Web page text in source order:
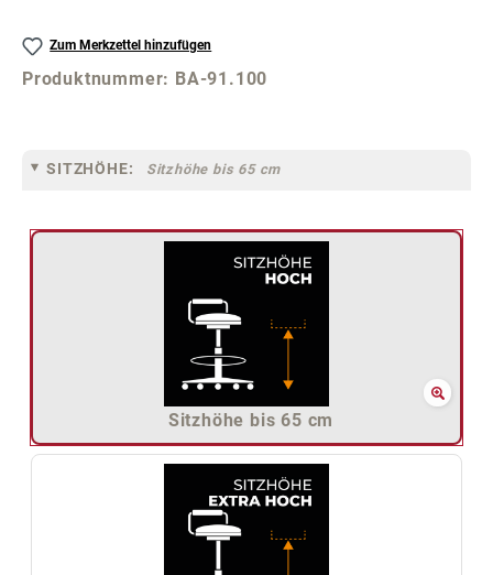
Zum Merkzettel hinzufügen
Produktnummer: BA-91.100
SITZHÖHE: Sitzhöhe bis 65 cm
Sitzhöhe bis 65 cm